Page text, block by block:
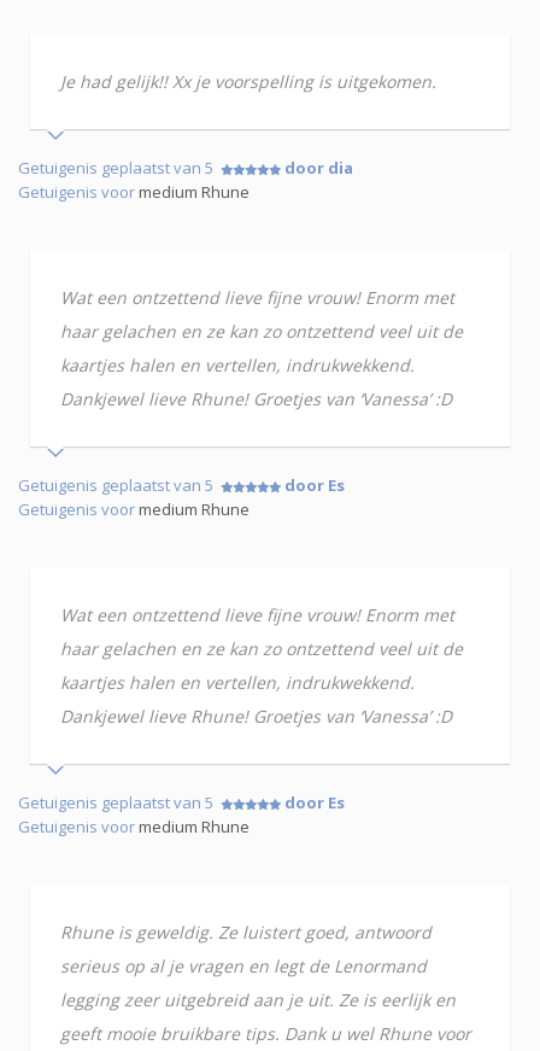
Je had gelijk!! Xx je voorspelling is uitgekomen.
Getuigenis geplaatst van 5
door dia
Getuigenis voormedium Rhune
Wat een ontzettend lieve fijne vrouw! Enorm met
haar gelachen en ze kan zo ontzettend veel uit de
kaartjes halen en vertellen, indrukwekkend.
Dankjewel lieve Rhune! Groetjes van ‘Vanessa’ :D
Getuigenis geplaatst van 5
door Es
Getuigenis voormedium Rhune
Wat een ontzettend lieve fijne vrouw! Enorm met
haar gelachen en ze kan zo ontzettend veel uit de
kaartjes halen en vertellen, indrukwekkend.
Dankjewel lieve Rhune! Groetjes van ‘Vanessa’ :D
Getuigenis geplaatst van 5
door Es
Getuigenis voormedium Rhune
Rhune is geweldig. Ze luistert goed, antwoord
serieus op al je vragen en legt de Lenormand
legging zeer uitgebreid aan je uit. Ze is eerlijk en
geeft mooie bruikbare tips. Dank u wel Rhune voor